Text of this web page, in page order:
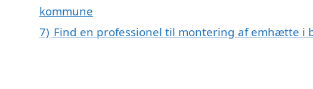
kommune
7) Find en professionel til montering af emhætte i